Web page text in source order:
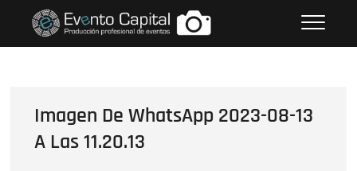
contenido
FOTOS GRUPO EMPRESARIAL
Imagen De WhatsApp 2023-08-13
A Las 11.20.13